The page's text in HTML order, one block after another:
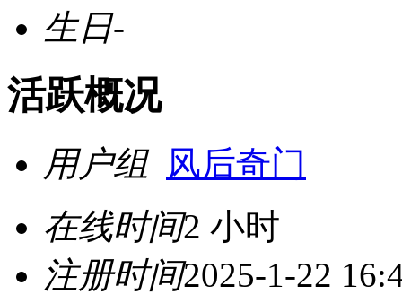
生日-
活跃概况
用户组 风后奇门
在线时间2 小时
注册时间2025-1-22